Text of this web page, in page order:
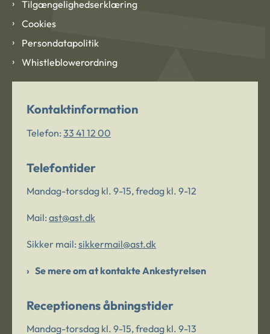
Tilgængelighedserklæring
Cookies
Persondatapolitik
Whistleblowerordning
Kontaktinformation
Telefon: 33 41 12 00
Telefontider
Mandag-torsdag kl. 9-15, fredag kl. 9-12
Mail: ast@ast.dk
Sikker mail: sikkermail@ast.dk
Se mere om at kontakte Ankestyrelsen
Receptionens åbningstider
Mandag-torsdag kl. 9-15, fredag kl. 9-13